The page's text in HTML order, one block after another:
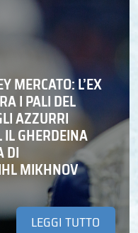
MERCATO: L’EX
I PALI DEL
AZZURRI
GHERDEINA
DI
MIKHNOV
LEGGI TUTTO